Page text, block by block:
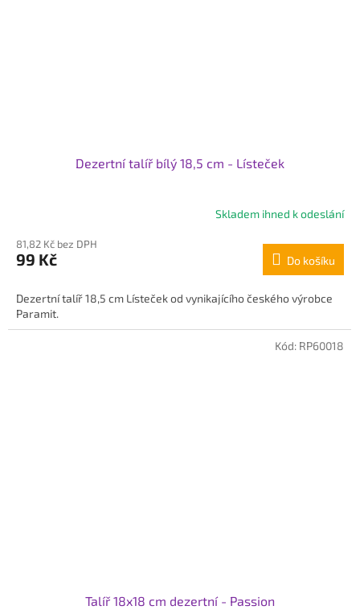
Dezertní talíř bílý 18,5 cm - Lísteček
produktu
je
z
5
Skladem ihned k odeslání
81,82 Kč bez DPH
99 Kč Do košíku
Dezertní talíř 18,5 cm Lísteček od vynikajícího českého výrobce
Paramit.
Talíř 18x18 cm dezertní - Passion
Kód: RP60018